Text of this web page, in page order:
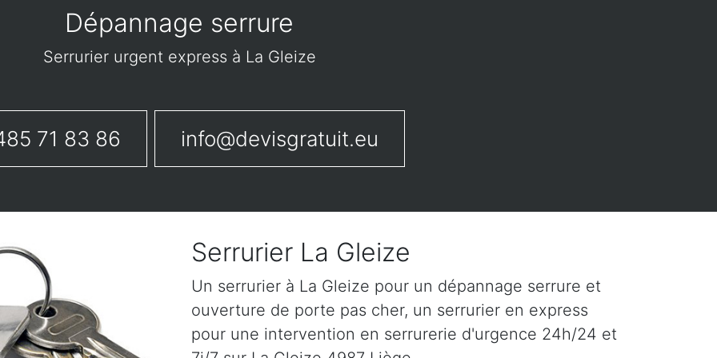
Dépannage serrure
Serrurier urgent express à La Gleize
71 83 86 info@devisgratuit.eu
Serrurier La Gleize
Un serrurier à La Gleize pour un dépannage serrure et
ouverture de porte pas cher, un serrurier en express
pour une intervention en serrurerie d'urgence 24h/24 et